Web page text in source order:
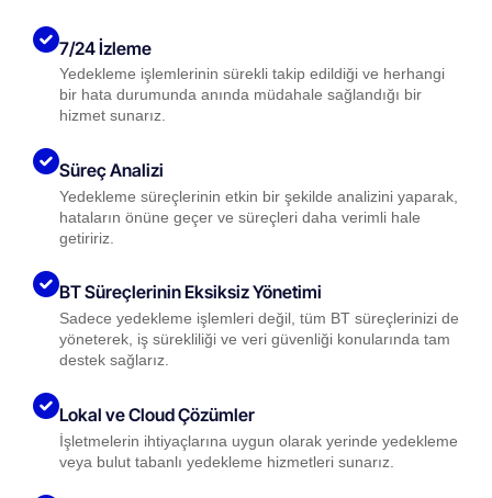
7/24 İzleme
Yedekleme işlemlerinin sürekli takip edildiği ve herhangi
bir hata durumunda anında müdahale sağlandığı bir
hizmet sunarız.
Süreç Analizi
Yedekleme süreçlerinin etkin bir şekilde analizini yaparak,
hataların önüne geçer ve süreçleri daha verimli hale
getiririz.
BT Süreçlerinin Eksiksiz Yönetimi
Sadece yedekleme işlemleri değil, tüm BT süreçlerinizi de
yöneterek, iş sürekliliği ve veri güvenliği konularında tam
destek sağlarız.
Lokal ve Cloud Çözümler
İşletmelerin ihtiyaçlarına uygun olarak yerinde yedekleme
veya bulut tabanlı yedekleme hizmetleri sunarız.